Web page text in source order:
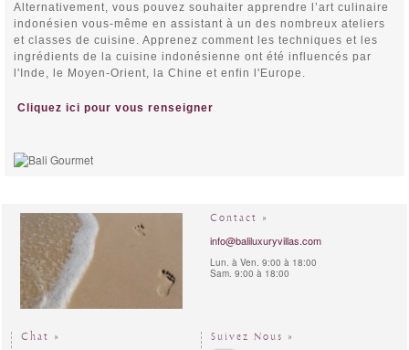
Alternativement, vous pouvez souhaiter apprendre l’art culinaire
indonésien vous-même en assistant à un des nombreux ateliers
et classes de cuisine. Apprenez comment les techniques et les
ingrédients de la cuisine indonésienne ont été influencés par
l'Inde, le Moyen-Orient, la Chine et enfin l'Europe.
Cliquez ici pour vous renseigner
Contact »
info@baliluxuryvillas.com
Lun. à Ven. 9:00 à 18:00
Sam. 9:00 à 18:00
Chat » Suivez Nous »